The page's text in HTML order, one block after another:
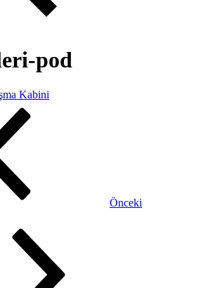
pod
Kabini
Önceki